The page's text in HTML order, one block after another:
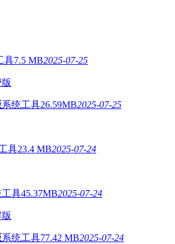
具7.5 MB2025-07-25
系统工具26.59MB2025-07-25
具23.4 MB2025-07-24
工具45.37MB2025-07-24
系统工具77.42 MB2025-07-24